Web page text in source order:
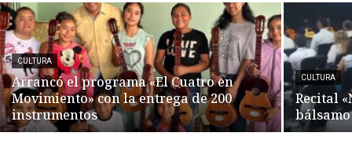
CULTURA
Arrancó el programa «El Cuatro en
Movimiento» con la entrega de 200
instrumentos
CULTURA
Recital